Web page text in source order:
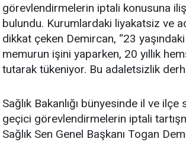
görevlendirmelerin iptali konusuna
bulundu. Kurumlardaki liyakatsiz ve
dikkat çeken Demircan, “23
memurun işini yaparken, 20 yıllık
tutarak tükeniyor. Bu adaletsizlik
Sağlık Bakanlığı bünyesinde il ve
geçici görevlendirmelerin iptali
Sağlık Sen Genel Başkanı Togan